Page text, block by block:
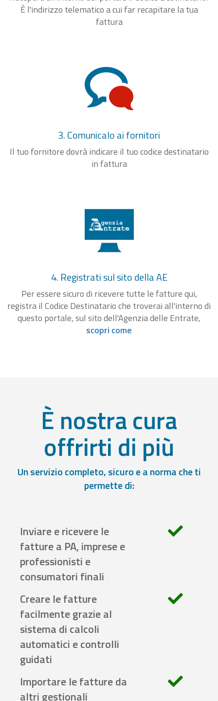
È l'indirizzo telematico a cui far recapitare la tua
fattura
3. Comunicalo ai fornitori
Il tuo fornitore dovrà indicare il tuo codice destinatario
in fattura
4. Registrati sul sito della AE
Per essere sicuro di ricevere tutte le fatture qui,
registra il Codice Destinatario che troverai all'interno di
questo portale, sul sito dell'Agenzia delle Entrate,
scopri come
È nostra cura
offrirti di più
Un servizio completo, sicuro e a norma che ti
permette di:
Inviare e ricevere le
fatture a PA, imprese e
professionisti e
consumatori finali
Creare le fatture
facilmente grazie al
sistema di calcoli
automatici e controlli
guidati
Importare le fatture da
altri gestionali